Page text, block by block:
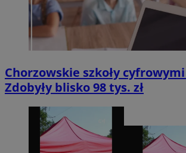
Chorzowskie szkoły
Zdobyły blisko 98 tys. zł